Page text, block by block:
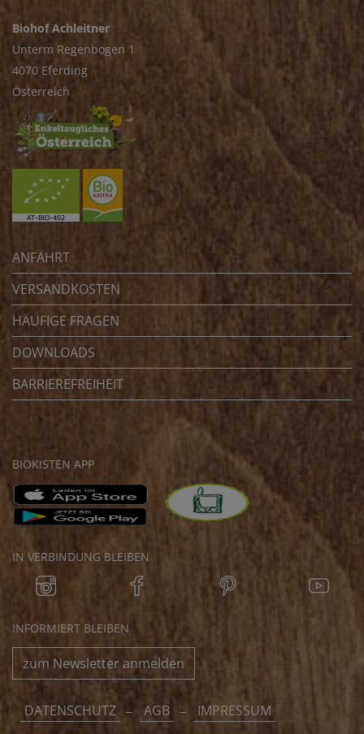
Biohof Achleitner
Unterm Regenbogen 1
4070 Eferding
Österreich
ANFAHRT
VERSANDKOSTEN
HÄUFIGE FRAGEN
DOWNLOADS
BARRIEREFREIHEIT
BIOKISTEN APP
IN VERBINDUNG BLEIBEN
INFORMIERT BLEIBEN
zum Newsletter anmelden
DATENSCHUTZ AGB IMPRESSUM